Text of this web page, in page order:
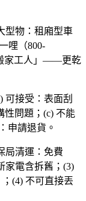
型物：租廂型車
哩（800-
家工人」——更乾
可接受：表面刮
性問題；(c) 不能
申請退貨。
局清運：免費
家電含拆舊；(3)
(4) 不可直接丟